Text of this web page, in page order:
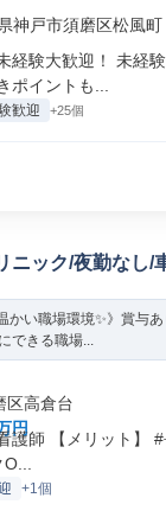
神戸市須磨区松風町
経験大歓迎！ 未経
ポイントも...
歓迎 +25個
ニック/夜勤なし/
かい職場環境✨》賞与
できる職場...
区高倉台
円
護師 【メリット】
+1個